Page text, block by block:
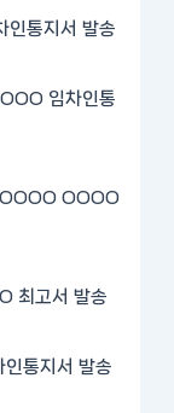
통지서 발송
임차인통
OOOO
최고서 발송
통지서 발송